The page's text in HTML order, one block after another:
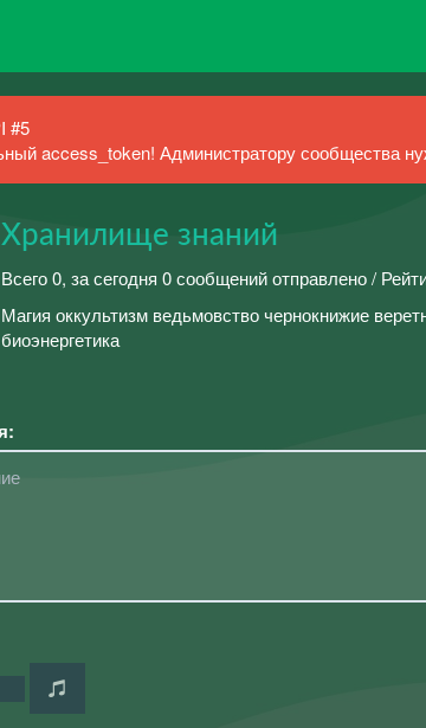
#5
access_token! Администратору сообщества
Хранилище знаний
Всего 0, за сегодня 0 сообщений отправлено /
Магия оккультизм ведьмовство чернокнижие
биоэнергетика